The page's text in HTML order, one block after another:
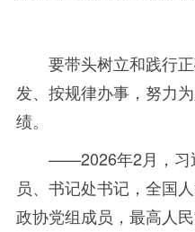
要带头树立和践行
发、按规律办事，努力
绩。
——2026年2月，
员、书记处书记，全国
政协党组成员，最高人